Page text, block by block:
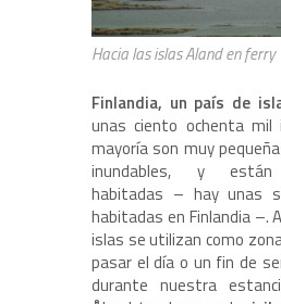
Hacia las islas Aland en ferry
Finlandia, un país de
unas ciento ochenta mil
mayoría son muy
inundables, y están
habitadas – hay unas
habitadas en Finlandia –.
islas se utilizan como
pasar el día o un fin de
durante nuestra